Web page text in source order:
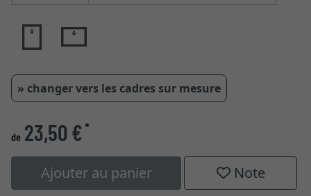
» changer vers les cadres sur mesure
de 23,50 €*
Ajouter au panier Note